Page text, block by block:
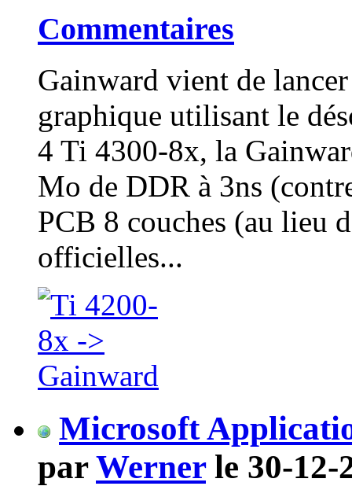
Commentaires
Gainward vient de
graphique utilisant le
4 Ti 4300-8x, la
Mo de DDR à 3ns
PCB 8 couches (au lieu
officielles...
Microsoft
parWernerle 30-12-